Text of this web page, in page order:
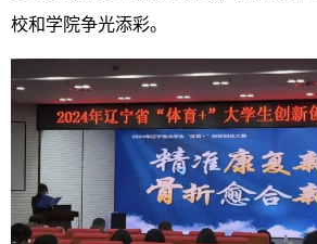
校和学院争光添彩。